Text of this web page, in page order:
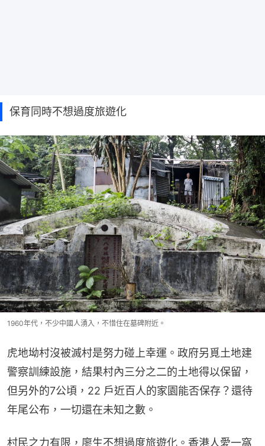
保育同時不想過度旅遊化
1960年代，不少中國人湧入，不惜住在墓碑附近。
虎地坳村沒被滅村是努力碰上幸運。政府另覓土地建
警察訓練設施，結果村內三分之二的土地得以保留，
但另外的7公頃，22 戶近百人的家園能否保存？還待
年尾公布，一切還在未知之數。
村民之力有限，廖生不想過度旅遊化。香港人愛一窩